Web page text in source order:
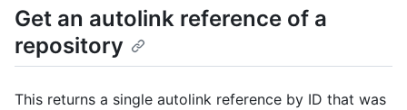
Get an autolink reference of a
repository
This returns a single autolink reference by ID that was